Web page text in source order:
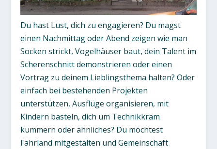
Du hast Lust, dich zu engagieren? Du magst
einen Nachmittag oder Abend zeigen wie man
Socken strickt, Vogelhäuser baut, dein Talent im
Scherenschnitt demonstrieren oder einen
Vortrag zu deinem Lieblingsthema halten? Oder
einfach bei bestehenden Projekten
unterstützen, Ausflüge organisieren, mit
Kindern basteln, dich um Technikkram
kümmern oder ähnliches? Du möchtest
Fahrland mitgestalten und Gemeinschaft